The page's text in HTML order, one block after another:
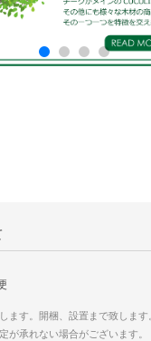
ます。開梱、設置まで致します
が承れない場合がございます。